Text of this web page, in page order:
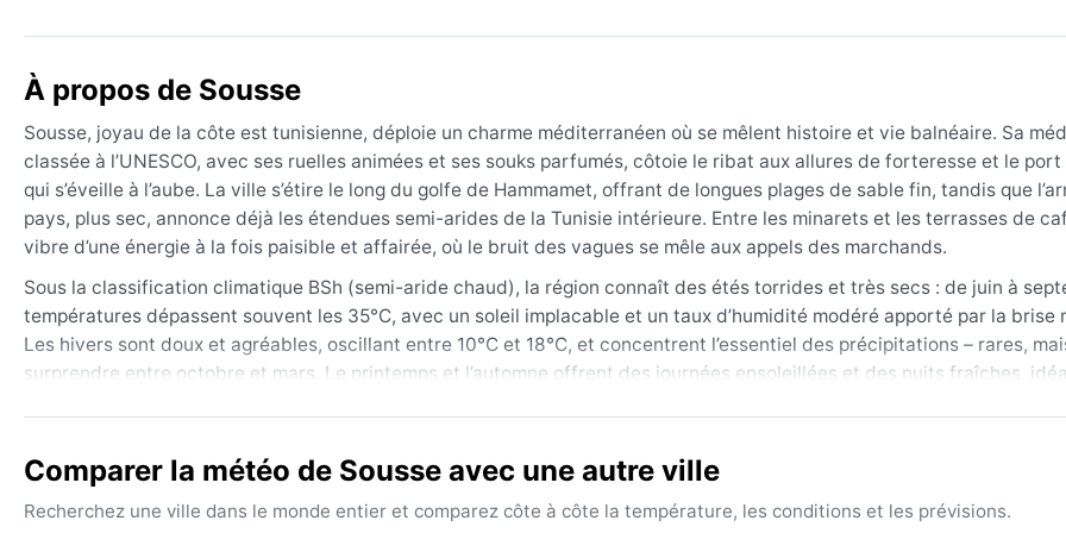
À propos de Sousse
Sousse, joyau de la côte est tunisienne, déploie un charme méditerranéen où se mêlent histoire et vie balnéaire. Sa
classée à l’UNESCO, avec ses ruelles animées et ses souks parfumés, côtoie le ribat aux allures de forteresse et le
qui s’éveille à l’aube. La ville s’étire le long du golfe de Hammamet, offrant de longues plages de sable fin, tandis que
pays, plus sec, annonce déjà les étendues semi-arides de la Tunisie intérieure. Entre les minarets et les terrasses de
vibre d’une énergie à la fois paisible et affairée, où le bruit des vagues se mêle aux appels des marchands.
Sous la classification climatique BSh (semi-aride chaud), la région connaît des étés torrides et très secs : de juin à
températures dépassent souvent les 35°C, avec un soleil implacable et un taux d’humidité modéré apporté par la brise
Les hivers sont doux et agréables, oscillant entre 10°C et 18°C, et concentrent l’essentiel des précipitations – rares,
surprendre entre octobre et mars. Le printemps et l’automne offrent des journées ensoleillées et des nuits fraîches,
La meilleure période pour profiter d’un climat clément s’étend d’avril à juin, puis de septembre à octobre : les
douces, la mer encore chaude, et les foules moins denses. L’hiver reste supportable avec peu de pluie, mais peut
épisodes de sirocco, ce vent brûlant et poussiéreux qui descend du Sahara, soulevant des tempêtes de sable parfois
Comparer la météo de Sousse avec une autre ville
Recherchez une ville dans le monde entier et comparez côte à côte la température, les conditions et les prévisions.